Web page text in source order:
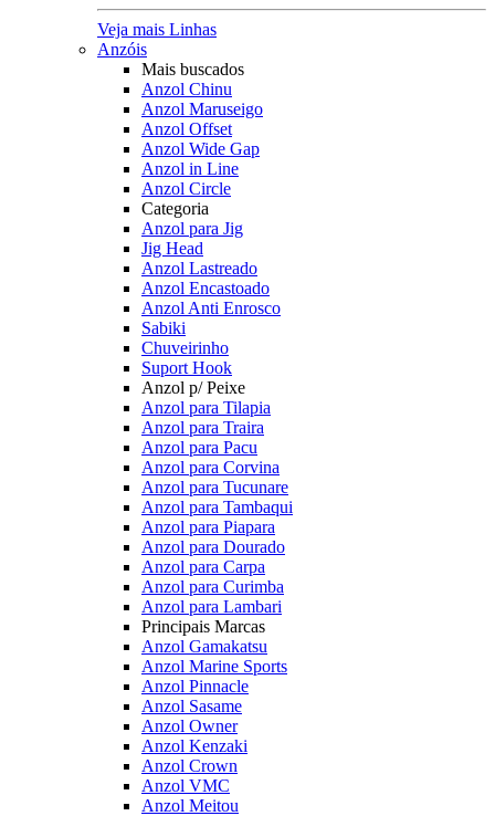
Veja mais Linhas
Anzóis
Mais buscados
Anzol Chinu
Anzol Maruseigo
Anzol Offset
Anzol Wide Gap
Anzol in Line
Anzol Circle
Categoria
Anzol para Jig
Jig Head
Anzol Lastreado
Anzol Encastoado
Anzol Anti Enrosco
Sabiki
Chuveirinho
Suport Hook
Anzol p/ Peixe
Anzol para Tilapia
Anzol para Traira
Anzol para Pacu
Anzol para Corvina
Anzol para Tucunare
Anzol para Tambaqui
Anzol para Piapara
Anzol para Dourado
Anzol para Carpa
Anzol para Curimba
Anzol para Lambari
Principais Marcas
Anzol Gamakatsu
Anzol Marine Sports
Anzol Pinnacle
Anzol Sasame
Anzol Owner
Anzol Kenzaki
Anzol Crown
Anzol VMC
Anzol Meitou